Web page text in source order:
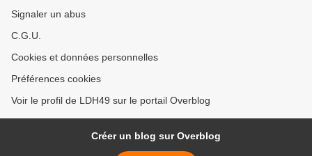
Signaler un abus
C.G.U.
Cookies et données personnelles
Préférences cookies
Voir le profil de LDH49 sur le portail Overblog
Créer un blog sur Overblog